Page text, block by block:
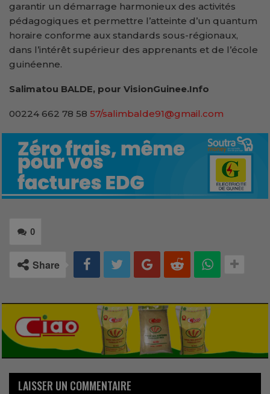
garantir un démarrage harmonieux des activités
pédagogiques et permettre l’atteinte d’un quantum
horaire conforme aux standards sous-régionaux,
dans l’intérêt supérieur des apprenants et de l’école
guinéenne.
Salimatou BALDE, pour VisionGuinee.Info
00224 662 78 58 57/salimbalde91@gmail.com
0
Share
LAISSER UN COMMENTAIRE